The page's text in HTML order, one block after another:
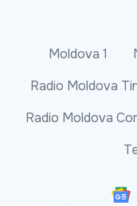
Moldova 1
Radio Moldova
Radio Moldova